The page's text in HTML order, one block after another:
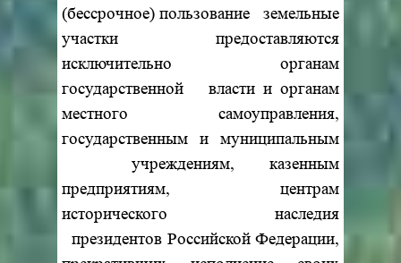
(бессрочное) пользование земельные
участки предоставляются
исключительно органам
государственной власти и органам
местного самоуправления,
государственным и муниципальным
учреждениям, казенным
предприятиям, центрам
исторического наследия
президентов Российской Федерации,